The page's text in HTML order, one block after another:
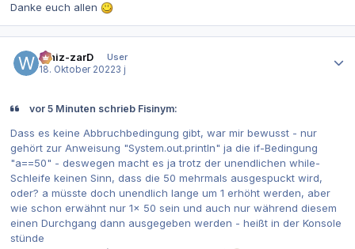
Danke euch allen
Whiz-zarD
User
18. Oktober 20223 j
vor 5 Minuten schrieb Fisinym:
Dass es keine Abbruchbedingung gibt, war mir bewusst - nur
gehört zur Anweisung "System.out.println" ja die if-Bedingung
"a==50" - deswegen macht es ja trotz der unendlichen while-
Schleife keinen Sinn, dass die 50 mehrmals ausgespuckt wird,
oder? a müsste doch unendlich lange um 1 erhöht werden, aber
wie schon erwähnt nur 1x 50 sein und auch nur während diesem
einen Durchgang dann ausgegeben werden - heißt in der Konsole
stünde